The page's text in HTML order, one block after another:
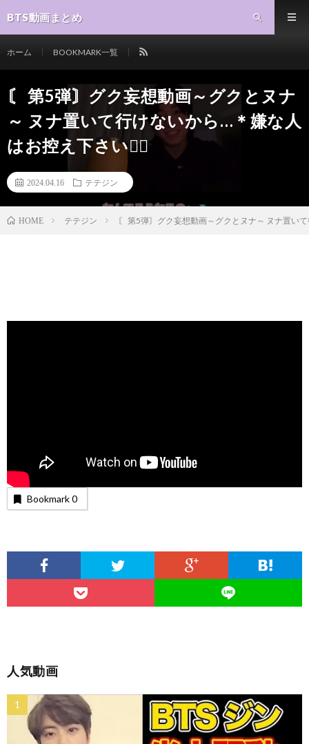
BTS動画まとめ
ホーム BOOKMARK一覧
〘 第5弾〙グク妄想動画～グクとヌナ
～ ヌナ置いて行けないから…＊嫌な人
はお控え下さい🙇‍♀️
2024.04.16 テテジン
HOME テテジン 〘 第5弾〙グク妄想動画～グクとヌナ～ ヌナ置い
Bookmark0
人気動画